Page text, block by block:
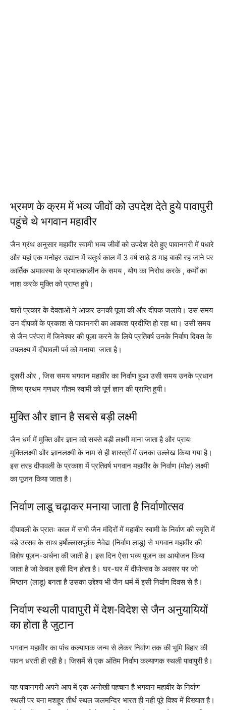
भ्रमण के क्रम में भव्य जीवों को उपदेश देते हुये पावापुरी
पहुंचे थे भगवान महावीर
जैन ग्रंथ अनुसार महावीर स्वामी भव्य जीवों को उपदेश देते हुए पावानगरी में पधारे
और यहां एक मनोहर उद्यान में चतुर्थ काल में 3 वर्ष साढ़े 8 माह बाकी रह जाने पर
कार्तिक अमावस्या के प्रभातकालीन के समय , योग का निरोध करके , कर्मों का
नाश करके मुक्ति को प्राप्त हुये।
चारों प्रकार के देवताओं ने आकर उनकी पूजा की और दीपक जलाये। उस समय
उन दीपकों के प्रकाश से पावानगरी का आकाश प्रदीप्ति हो रहा था। उसी समय
से जैन परंपरा में जिनेश्वर की पूजा करने के लिये प्रतिवर्ष उनके निर्वाण दिवस के
उपलक्ष्य में दीपावली पर्व को मनाया जाता है।
दूसरी ओर , जिस समय भगवान महावीर का निर्वाण हुआ उसी समय उनके प्रधान
शिष्य प्रथम गणधर गौतम स्वामी को पूर्ण ज्ञान की प्राप्ति हुयी।
मुक्ति और ज्ञान है सबसे बड़ी लक्ष्मी
जैन धर्म में मुक्ति और ज्ञान को सबसे बड़ी लक्ष्मी माना जाता है और प्रायः
मुक्तिलक्ष्मी और ज्ञानलक्ष्मी के नाम से ही शास्त्रों में उनका उल्लेख किया गया है।
इस तरह दीपावली के प्रकाश में प्रतिवर्ष भगवान महावीर के निर्वाण (मोक्ष) लक्ष्मी
का पूजन किया जाता है।
निर्वाण लाडू चढ़ाकर मनाया जाता है निर्वाणोत्सव
दीपावली के प्रातः काल में सभी जैन मंदिरों में महावीर स्वामी के निर्वाण की स्मृति में
बड़े उत्सव के साथ हर्षोल्लासपूर्वक नैवेद्य (निर्वाण लाडू) से भगवान महावीर की
विशेष पूजन-अर्चना की जाती है। इस दिन ऐसा भव्य पूजन का आयोजन किया
जाता है जो केवल इसी दिन होता है। घर-घर में दीपोत्सव के अवसर पर जो
मिष्ठान (लाडू) बनता है उसका उद्देश्य भी जैन धर्म में इसी निर्वाण दिवस से है।
निर्वाण स्थली पावापुरी में देश-विदेश से जैन अनुयायियों
का होता है जुटान
भगवान महावीर का पांच कल्याणक जन्म से लेकर निर्वाण तक की भूमि बिहार की
पावन धरती ही रही है। जिसमें से एक अंतिम निर्वाण कल्याणक स्थली पावापुरी है।
यह पावानगरी अपने आप में एक अनोखी पहचान है भगवान महावीर के निर्वाण
स्थली पर बना मशहूर तीर्थ स्थल जलमन्दिर भारत ही नही पूरे विश्व में विख्यात है।